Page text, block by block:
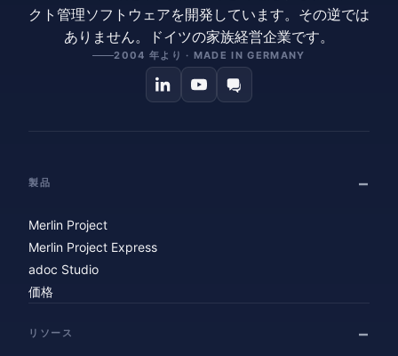
クト管理ソフトウェアを開発しています。その逆では
ありません。ドイツの家族経営企業です。
2004 年より · MADE IN GERMANY
製品
Merlin Project
Merlin Project Express
adoc Studio
価格
リソース